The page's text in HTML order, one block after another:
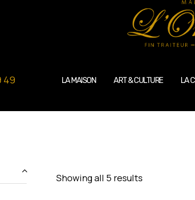
49 LA MAISON ART & CULTURE LA
Showing all 5 results